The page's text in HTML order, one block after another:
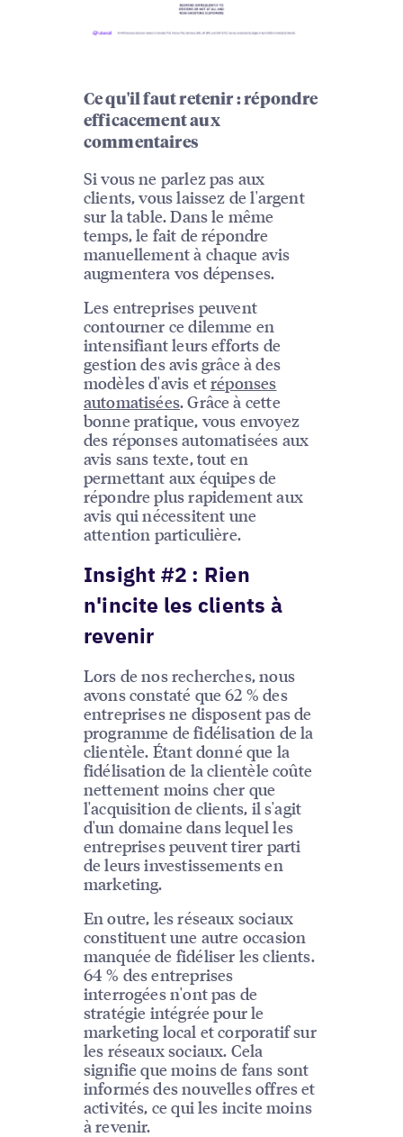
Ce qu'il faut retenir : répondre
efficacement aux
commentaires
Si vous ne parlez pas aux
clients, vous laissez de l'argent
sur la table. Dans le même
temps, le fait de répondre
manuellement à chaque avis
augmentera vos dépenses.
Les entreprises peuvent
contourner ce dilemme en
intensifiant leurs efforts de
gestion des avis grâce à des
modèles d'avis etréponses
automatisées. Grâce à cette
bonne pratique, vous envoyez
des réponses automatisées aux
avis sans texte, tout en
permettant aux équipes de
répondre plus rapidement aux
avis qui nécessitent une
attention particulière.
Insight #2 : Rien
n'incite les clients à
revenir
Lors de nos recherches, nous
avons constaté que 62 % des
entreprises ne disposent pas de
programme de fidélisation de la
clientèle. Étant donné que la
fidélisation de la clientèle coûte
nettement moins cher que
l'acquisition de clients, il s'agit
d'un domaine dans lequel les
entreprises peuvent tirer parti
de leurs investissements en
marketing.
En outre, les réseaux sociaux
constituent une autre occasion
manquée de fidéliser les clients.
64 % des entreprises
interrogées n'ont pas de
stratégie intégrée pour le
marketing local et corporatif sur
les réseaux sociaux. Cela
signifie que moins de fans sont
informés des nouvelles offres et
activités, ce qui les incite moins
à revenir.